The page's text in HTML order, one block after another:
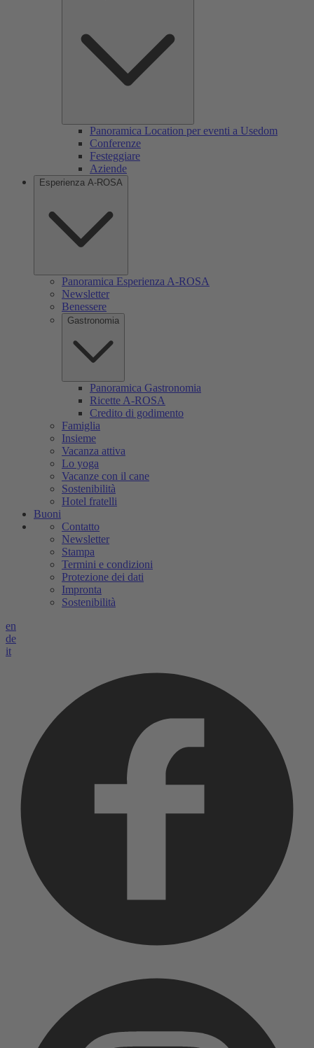
Panoramica Location per eventi a Usedom
Conferenze
Festeggiare
Aziende
Esperienza A-ROSA
Panoramica Esperienza A-ROSA
Newsletter
Benessere
Gastronomia
Panoramica Gastronomia
Ricette A-ROSA
Credito di godimento
Famiglia
Insieme
Vacanza attiva
Lo yoga
Vacanze con il cane
Sostenibilità
Hotel fratelli
Buoni
Contatto
Newsletter
Stampa
Termini e condizioni
Protezione dei dati
Impronta
Sostenibilità
en
de
it